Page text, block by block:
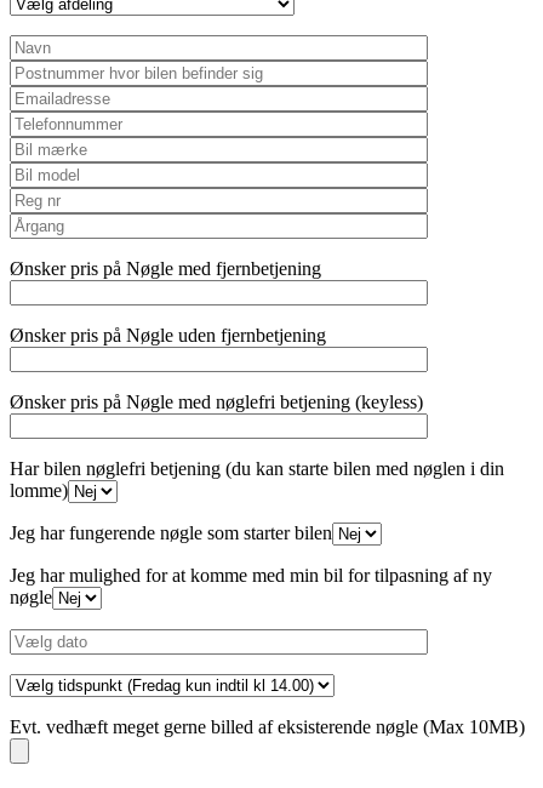
Ønsker pris på Nøgle med fjernbetjening
Ønsker pris på Nøgle uden fjernbetjening
Ønsker pris på Nøgle med nøglefri betjening (keyless)
Har bilen nøglefri betjening (du kan starte bilen med nøglen i din
lomme)
Jeg har fungerende nøgle som starter bilen
Jeg har mulighed for at komme med min bil for tilpasning af ny
nøgle
Evt. vedhæft meget gerne billed af eksisterende nøgle (Max 10MB)